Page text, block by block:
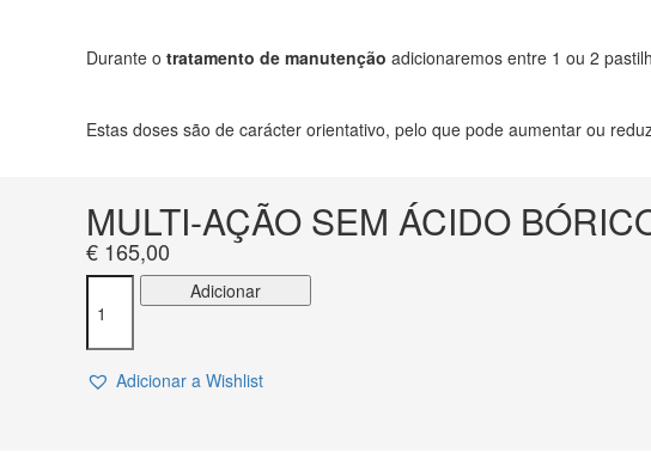
Durante o tratamento de manutenção adicionaremos entre 1 ou 2
Estas doses são de carácter orientativo, pelo que pode aumentar ou
MULTI-AÇÃO SEM ÁCIDO
€ 165,00
Quantidade
de
AÇÃO
SEM
Adicionar
Adicionar a Wishlist